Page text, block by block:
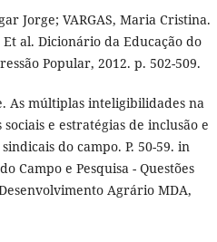
Jorge; VARGAS, Maria Cristina.
Et al. Dicionário da Educação do
Popular, 2012. p. 502-509.
As múltiplas inteligibilidades na
e estratégias de inclusão e
do campo. P. 50-59. in
Campo e Pesquisa - Questões
Agrário MDA,